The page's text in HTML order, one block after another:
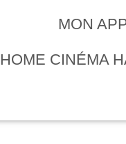
MON
HOME CINÉMA